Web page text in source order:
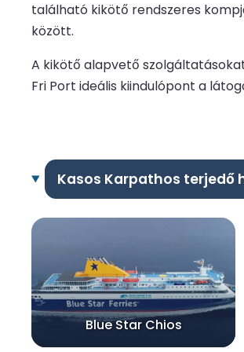
található kikötő rendszeres
között.
A kikötő alapvető
Fri Port ideális kiindulópont a
Kasos Karpathos terjedő
Blue Star Chios